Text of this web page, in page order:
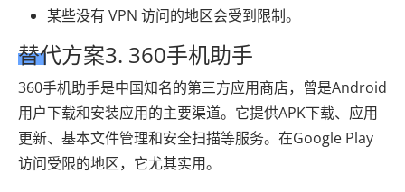
某些没有 VPN 访问的地区会受到限制。
替代方案3. 360手机助手
360手机助手是中国知名的第三方应用商店，曾是Android
用户下载和安装应用的主要渠道。它提供APK下载、应用
更新、基本文件管理和安全扫描等服务。在Google Play
访问受限的地区，它尤其实用。